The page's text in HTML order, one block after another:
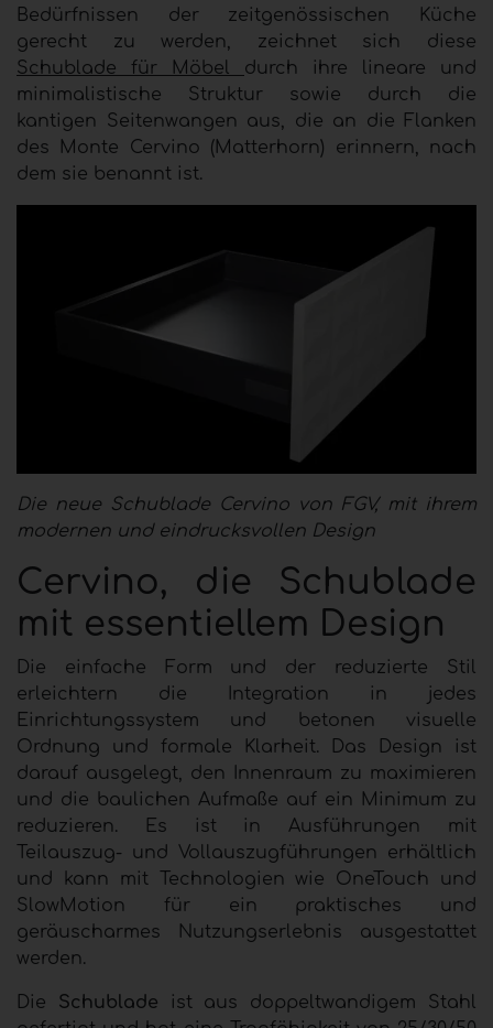
Bedürfnissen der zeitgenössischen Küche
gerecht zu werden, zeichnet sich diese
Schublade für Möbel
durch ihre lineare und
minimalistische Struktur sowie durch die
kantigen Seitenwangen aus, die an die Flanken
des Monte Cervino (Matterhorn) erinnern, nach
dem sie benannt ist.
Die neue Schublade Cervino von FGV, mit ihrem
modernen und eindrucksvollen Design
Cervino, die Schublade
mit essentiellem Design
Die einfache Form und der reduzierte Stil
erleichtern die Integration in jedes
Einrichtungssystem und betonen visuelle
Ordnung und formale Klarheit. Das Design ist
darauf ausgelegt, den Innenraum zu maximieren
und die baulichen Aufmaße auf ein Minimum zu
reduzieren. Es ist in Ausführungen mit
Teilauszug- und Vollauszugführungen erhältlich
und kann mit Technologien wie OneTouch und
SlowMotion
für ein praktisches und
geräuscharmes Nutzungserlebnis ausgestattet
werden.
Die Schublade ist aus doppeltwandigem Stahl